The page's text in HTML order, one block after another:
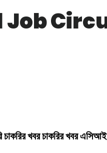
চাকরির খবর চাকরির খবর